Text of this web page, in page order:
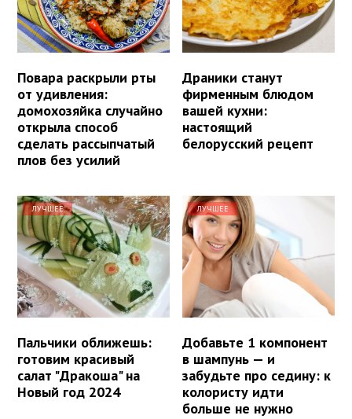
Повара раскрыли рты
от удивления:
домохозяйка случайно
открыла способ
сделать рассыпчатый
плов без усилий
Драники станут
фирменным блюдом
вашей кухни:
настоящий
белорусский рецепт
ЛУЧШЕЕ
Пальчики оближешь:
готовим красивый
салат "Дракоша" на
Новый год 2024
ЛУЧШЕЕ
Добавьте 1 компонент
в шампунь — и
забудьте про седину: к
колористу идти
больше не нужно